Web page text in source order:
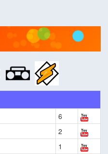
6
2
1